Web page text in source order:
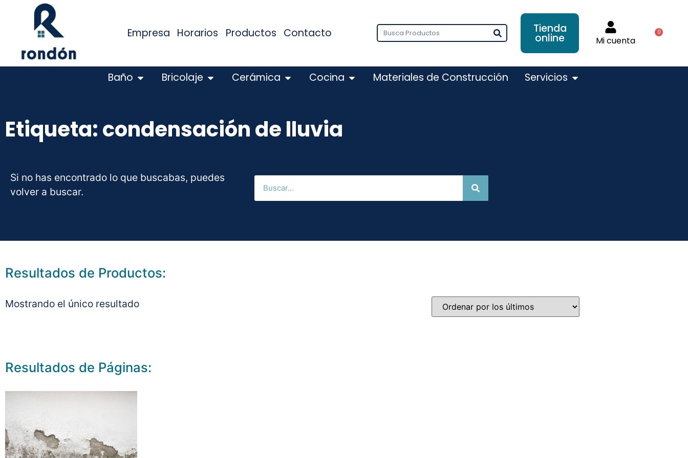
Empresa Horarios Productos Contacto Tienda
online Mi cuenta
0
Baño Bricolaje Cerámica Cocina Materiales de Construcción Servicios
Etiqueta: condensación de lluvia
Si no has encontrado lo que buscabas, puedes
volver a buscar.
Resultados de Productos:
Mostrando el único resultado
Resultados de Páginas: